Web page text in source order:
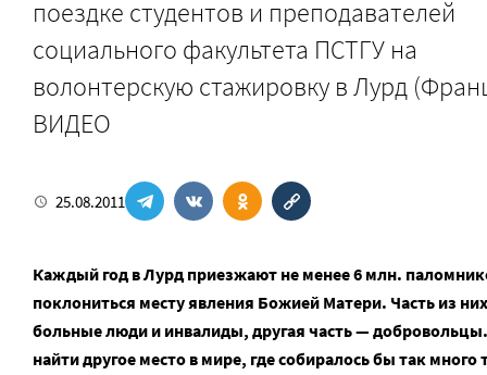
поездке студентов и преподавателей
социального факультета ПСТГУ на
волонтерскую стажировку в Лурд
ВИДЕО
25.08.2011
Каждый год в Лурд приезжают не менее 6 млн.
поклониться месту явления Божией Матери. Часть из
больные люди и инвалиды, другая часть —
найти другое место в мире, где собиралось бы так много